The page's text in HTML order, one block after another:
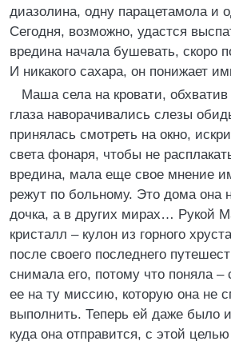
диазолина, одну парацетамола и
Сегодня, возможно, удастся
вредина начала бушевать, скоро
И никакого сахара, он понижает
Маша села на кровати,
глаза наворачивались слезы
принялась смотреть на окно,
света фонаря, чтобы не
вредина, мала еще свое мнение
режут по больному. Это дома она
дочка, а в других мирах… Рукой
кристалл – кулон из горного
после своего последнего
снимала его, потому что поняла –
ее на ту миссию, которую она не
выполнить. Теперь ей даже было
куда она отправится, с этой